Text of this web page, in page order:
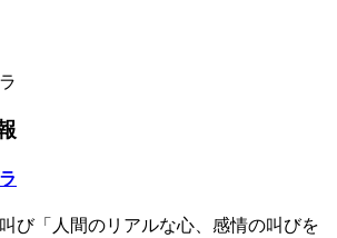
び「人間のリアルな心、感情の叫びを